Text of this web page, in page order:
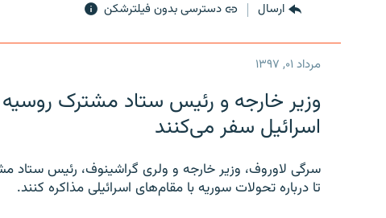
ارسال دسترسی بدون فیلترشکن
مرداد ۰۱, ۱۳۹۷
وزیر خارجه و رئیس‌ ستاد مشترک روسیه
اسرائیل سفر می‌کنند
سرگی لاوروف، وزیر خارجه و ولری گراشینوف، رئیس ستاد
تا درباره تحولات سوریه با مقام‌های اسرائیلی مذاکره کنند.